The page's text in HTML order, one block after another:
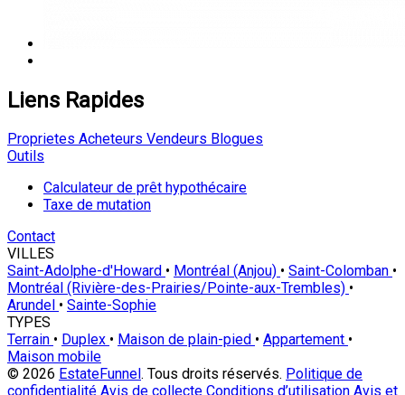
Liens Rapides
Proprietes Acheteurs Vendeurs Blogues
Outils
Calculateur de prêt hypothécaire
Taxe de mutation
Contact
VILLES
Saint-Adolphe-d'Howard • Montréal (Anjou) • Saint-Colomban •
Montréal (Rivière-des-Prairies/Pointe-aux-Trembles) •
Arundel • Sainte-Sophie
TYPES
Terrain • Duplex • Maison de plain-pied • Appartement •
Maison mobile
© 2026 EstateFunnel . Tous droits réservés. Politique de
confidentialité Avis de collecte Conditions d’utilisation Avis et